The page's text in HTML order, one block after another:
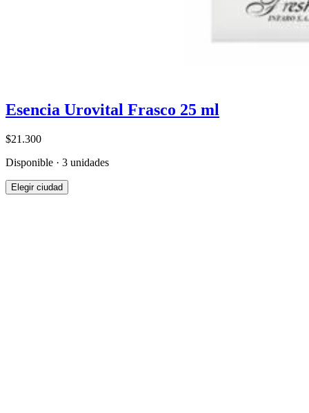
Esencia Urovital Frasco 25 ml
$21.300
Disponible · 3 unidades
Elegir ciudad